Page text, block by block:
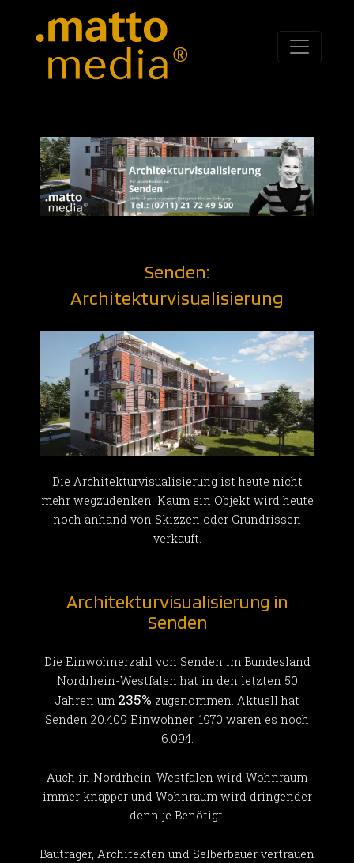
Senden:
Architekturvisualisierung
Die Architekturvisualisierung ist heute nicht
mehr wegzudenken. Kaum ein Objekt wird heute
noch anhand von Skizzen oder Grundrissen
verkauft.
Architekturvisualisierung in
Senden
Die Einwohnerzahl von Senden im Bundesland
Nordrhein-Westfalen hat in den letzten 50
Jahren um 235% zugenommen. Aktuell hat
Senden 20.409 Einwohner, 1970 waren es noch
6.094.
Auch in Nordrhein-Westfalen wird Wohnraum
immer knapper und Wohnraum wird dringender
denn je Benötigt.
Bauträger, Architekten und Selberbauer vertrauen